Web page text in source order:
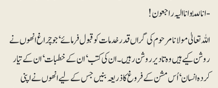
- اناللّٰہ وانا الیہ راجعون!
اللہ تعالیٰ مولانا مرحوم کی گراں قدر خدمات کو قبول فرمائے‘ جو چراغ انھوں نے
روشن کیے ہیں وہ تادیر روشن رہیں۔ ان کی کتب‘ ان کے خطبات‘ ان کے تیار
کردہ انسان‘ اُس مشن کے فروغ کا ذریعہ بنیں جس کے لیے انھوں نے اپنی